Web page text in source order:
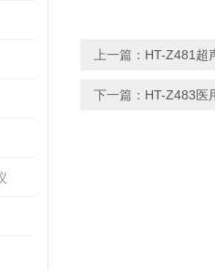
上一篇： HT-Z481超
下一篇： HT-Z483医